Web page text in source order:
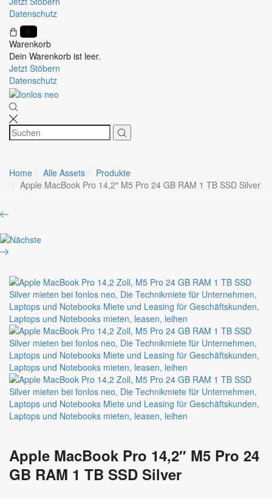
Datenschutz
0
Warenkorb
Dein Warenkorb ist leer.
Jetzt Stöbern
Datenschutz
Home Alle Assets
Produkte
Apple MacBook Pro 14,2″ M5 Pro 24 GB RAM 1 TB SSD Silver
Product
DynaScan
Public
55
2
Dell
Pro
Plus
Monitor
P2425H
Apple MacBook Pro 14,2″ M5 Pro 24
GB RAM 1 TB SSD Silver